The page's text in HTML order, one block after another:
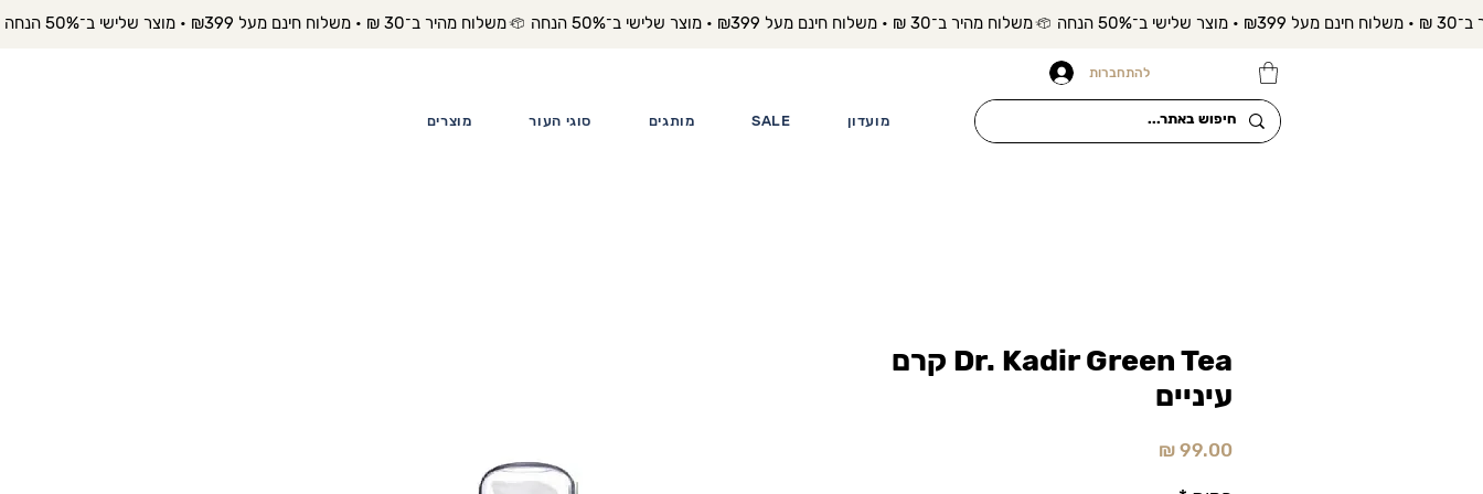
משלוח מהיר ב־30 ₪ • משלוח חינם מעל ₪399 • מוצר שלישי ב־50% הנחה
מוצרים סוגי העור מותגים SALE מועדון
להתחברות
Dr. Kadir Green Tea קרם
עיניים